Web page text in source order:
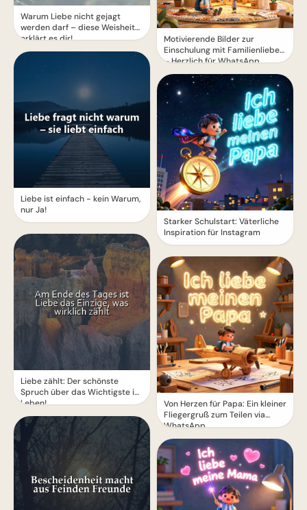
Warum Liebe nicht gejagt
werden darf – diese Weisheit
erklärt es dir!
Liebe ist einfach - kein Warum,
nur Ja!
Liebe zählt: Der schönste
Spruch über das Wichtigste im
Leben!
Motivierende Bilder zur
Einschulung mit Familienliebe
– Herzlich für WhatsApp
Starker Schulstart: Väterliche
Inspiration für Instagram
Von Herzen für Papa: Ein kleiner
Fliegergruß zum Teilen via
WhatsApp